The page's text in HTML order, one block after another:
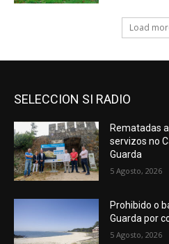
SELECCION SI RADIO
Rematadas
servizos no
Guarda
5 Agosto, 2026
Prohibido o
Guarda por
5 Agosto, 2026